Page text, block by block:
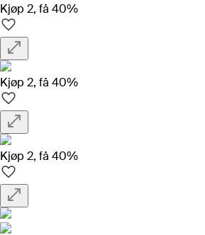
Kjøp 2, få 40%
Kjøp 2, få 40%
Kjøp 2, få 40%